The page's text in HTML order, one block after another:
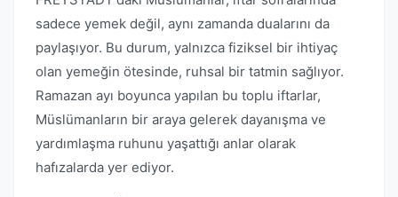
sadece yemek değil, aynı zamanda dualarını da
paylaşıyor. Bu durum, yalnızca fiziksel bir ihtiyaç
olan yemeğin ötesinde, ruhsal bir tatmin sağlıyor.
Ramazan ayı boyunca yapılan bu toplu iftarlar,
Müslümanların bir araya gelerek dayanışma ve
yardımlaşma ruhunu yaşattığı anlar olarak
hafızalarda yer ediyor.